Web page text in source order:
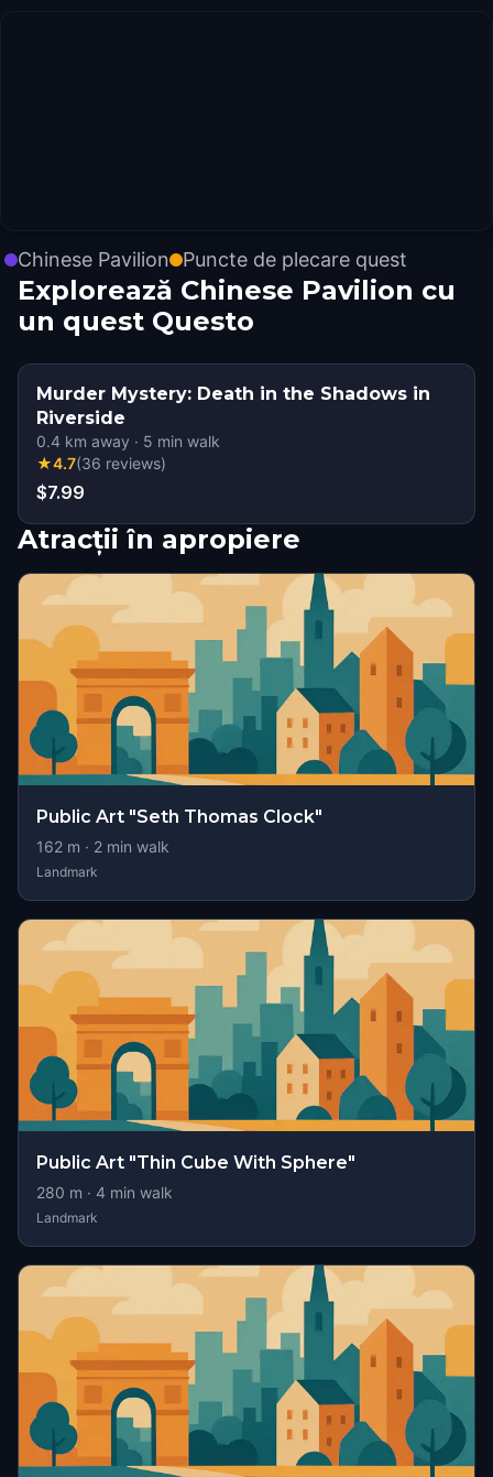
Chinese Pavilion Puncte de plecare quest
Explorează Chinese Pavilion cu
un quest Questo
Murder Mystery: Death in the Shadows in
Riverside
0.4 km away · 5 min walk
★4.7(36 reviews)
$7.99
Atracții în apropiere
Public Art "Seth Thomas Clock"
162 m · 2 min walk
Landmark
Public Art "Thin Cube With Sphere"
280 m · 4 min walk
Landmark